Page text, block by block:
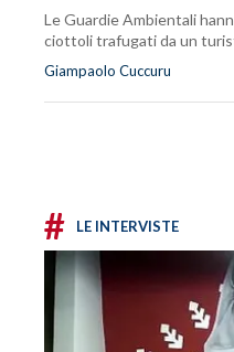
Le Guardie Ambientali
ciottoli trafugati da un
Giampaolo Cuccuru
# LE INTERVISTE